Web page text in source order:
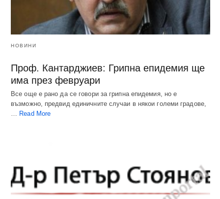
НОВИНИ
Проф. Кантарджиев: Грипна епидемия ще
има през февруари
Все още е рано да се говори за грипна епидемия, но е
възможно, предвид единичните случаи в някои големи градове,
… Read More